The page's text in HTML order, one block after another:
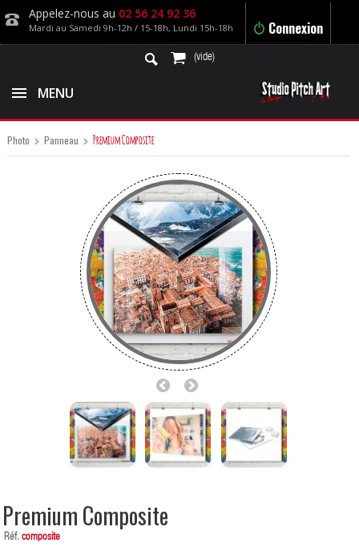
Connexion
Appelez-nous au 02 56 24 92 36
Mardi au Samedi 9h-12h / 15-18h, Lundi 15h-18h
(vide)
MENU
Photo Panneau Premium Composite
Premium Composite
Réf. composite